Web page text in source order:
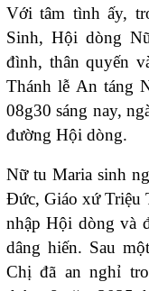
Với tâm tình ấy,
Sinh, Hội dòng
đình, thân quyến
Thánh lễ An táng
08g30 sáng nay,
đường Hội dòng.
Nữ tu Maria sinh
Đức, Giáo xứ Triệu
nhập Hội dòng và
dâng hiến. Sau
Chị đã an nghỉ